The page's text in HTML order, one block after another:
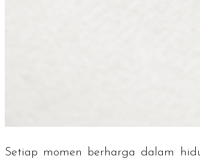
Setiap momen berharga dalam